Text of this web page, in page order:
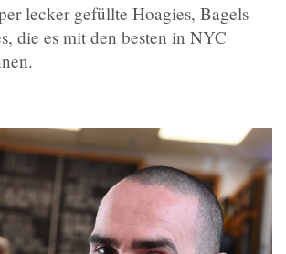
lecker gefüllte Hoagies, Bagels
die es mit den besten in NYC